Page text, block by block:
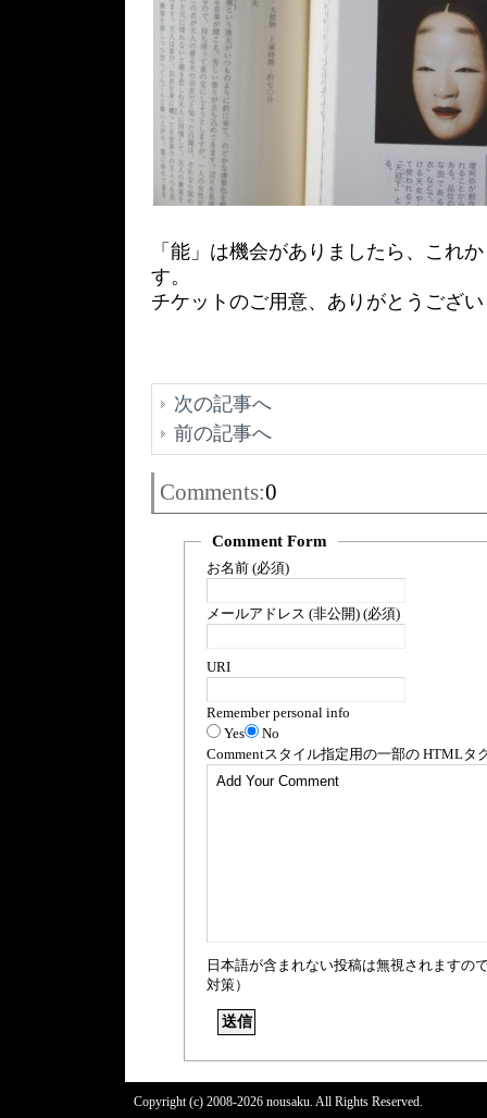
「能」は機会がありましたら、これ
す。
チケットのご用意、ありがとうござ
次の記事へ
前の記事へ
Comments:0
Comment Form
お名前 (必須)
メールアドレス (非公開) (必須)
URI
Remember personal info
Yes
No
Commentスタイル指定用の一部の HTMLタ
日本語が含まれない投稿は無視されますの
対策）
Copyright (c) 2008-2026 nousaku. All Rights Reserved.